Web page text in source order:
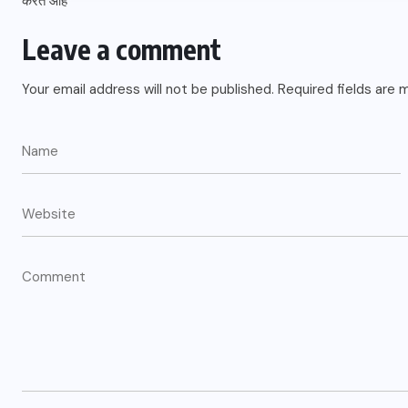
Leave a comment
Your email address will not be published. Required fields are